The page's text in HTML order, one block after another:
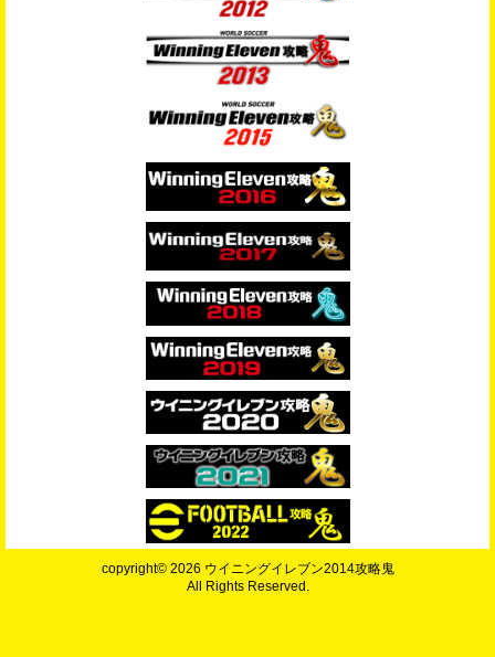
copyright© 2026 ウイニングイレブン2014攻略鬼
All Rights Reserved.